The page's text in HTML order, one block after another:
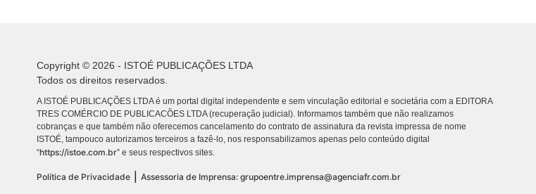
Copyright © 2026 - ISTOÉ PUBLICAÇÕES LTDA
Todos os direitos reservados.
A ISTOÉ PUBLICAÇÕES LTDA é um portal digital independente e sem vinculação editorial e societária com a EDITORA
TRES COMÉRCIO DE PUBLICACÕES LTDA (recuperação judicial). Informamos também que não realizamos
cobranças e que também não oferecemos cancelamento do contrato de assinatura da revista impressa de nome
ISTOÉ, tampouco autorizamos terceiros a fazê-lo, nos responsabilizamos apenas pelo conteúdo digital
“https://istoe.com.br” e seus respectivos sites.
Política de Privacidade Assessoria de Imprensa: grupoentre.imprensa@agenciafr.com.br